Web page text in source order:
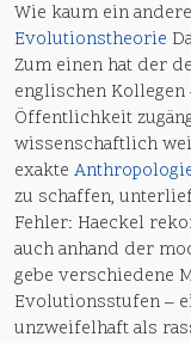
Wie kaum ein
Evolutionstheorie
Zum einen hat der
englischen Kollegen
Öffentlichkeit
wissenschaftlich
exakte
zu schaffen,
Fehler: Haeckel
auch anhand der
gebe verschiedene
Evolutionsstufen –
unzweifelhaft als